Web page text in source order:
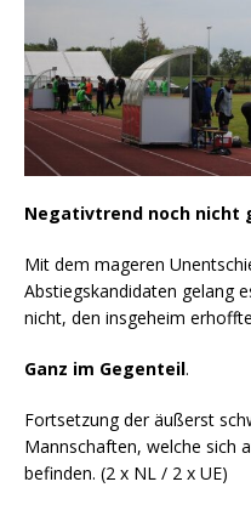
Negativtrend noch nicht
Mit dem mageren
Abstiegskandidaten gelang
nicht, den insgeheim
Ganz im Gegenteil.
Fortsetzung der äußerst
Mannschaften, welche sich
befinden. (2 x NL / 2 x UE)